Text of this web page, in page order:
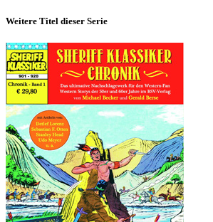
Weitere Titel dieser Serie